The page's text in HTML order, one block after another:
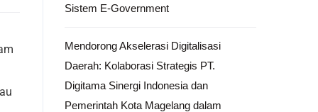
Sistem E-Government
Mendorong Akselerasi Digitalisasi
Daerah: Kolaborasi Strategis PT.
Digitama Sinergi Indonesia dan
Pemerintah Kota Magelang dalam